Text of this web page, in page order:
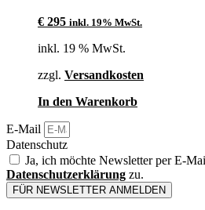
€ 295 inkl. 19% MwSt.
inkl. 19 % MwSt.
zzgl. Versandkosten
In den Warenkorb
E-Mail
Datenschutz
Ja, ich möchte Newsletter per E-
Datenschutzerklärung zu.
FÜR NEWSLETTER ANMELDEN